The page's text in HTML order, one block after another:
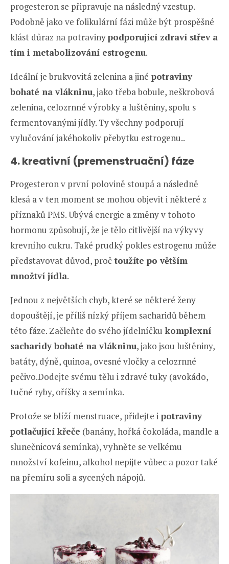
progesteron se připravuje na následný vzestup.
Podobně jako ve folikulární fázi může být prospěšné
klást důraz na potravinypodporující zdraví střev a
tím i metabolizování estrogenu.
Ideální je brukvovitá zelenina a jiné potraviny
bohaté na vlákninu, jako třeba bobule, neškrobová
zelenina, celozrnné výrobky a luštěniny, spolu s
fermentovanými jídly. Ty všechny podporují
vylučování jakéhokoliv přebytku estrogenu..
4. kreativní (premenstruační) fáze
Progesteron v první polovině stoupá a následně
klesá a v ten moment se mohou objevit i některé z
příznaků PMS. Ubývá energie a změny v tohoto
hormonu způsobují, že je tělo citlivější na výkyvy
krevního cukru. Také prudký pokles estrogenu může
představovat důvod, proč toužíte po větším
množtví jídla.
Jednou z největších chyb, které se některé ženy
dopouštějí, je příliš nízký příjem sacharidů během
této fáze. Začleňte do svého jídelníčku komplexní
sacharidy bohaté na vlákninu, jako jsou luštěniny,
batáty, dýně, quinoa, ovesné vločky a celozrnné
pečivo.Dodejte svému tělu i zdravé tuky (avokádo,
tučné ryby, oříšky a semínka.
Protože se blíží menstruace, přidejte i potraviny
potlačující křeče (banány, hořká čokoláda, mandle a
slunečnicová semínka), vyhněte se velkému
množství kofeinu, alkohol nepijte vůbec a pozor také
na přemíru soli a sycených nápojů.